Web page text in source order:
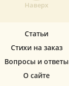
Наверх
Статьи
Стихи на заказ
Вопросы и ответы
О сайте